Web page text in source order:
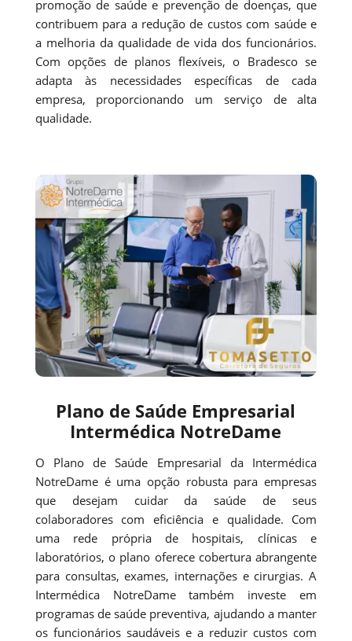
promoção de saúde e prevenção de doenças, que
contribuem para a redução de custos com saúde e
a melhoria da qualidade de vida dos funcionários.
Com opções de planos flexíveis, o Bradesco se
adapta às necessidades específicas de cada
empresa, proporcionando um serviço de alta
qualidade.
Plano de Saúde Empresarial
Intermédica NotreDame
O Plano de Saúde Empresarial da Intermédica
NotreDame é uma opção robusta para empresas
que desejam cuidar da saúde de seus
colaboradores com eficiência e qualidade. Com
uma rede própria de hospitais, clínicas e
laboratórios, o plano oferece cobertura abrangente
para consultas, exames, internações e cirurgias. A
Intermédica NotreDame também investe em
programas de saúde preventiva, ajudando a manter
os funcionários saudáveis e a reduzir custos com